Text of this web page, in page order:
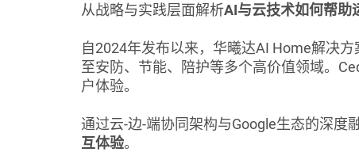
从战略与实践层面解析AI与云技术如何帮助
自2024年发布以来，华曦达AI Home解决
至安防、节能、陪护等多个高价值领域。
户体验。
通过云-边-端协同架构与Google生态的深度
互体验。